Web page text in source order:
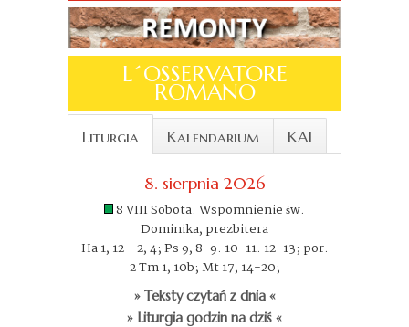
L´OSSERVATORE
ROMANO
Liturgia Kalendarium KAI
8. sierpnia 2026
8 VIII Sobota. Wspomnienie św.
Dominika, prezbitera
Ha 1, 12 - 2, 4; Ps 9, 8-9. 10-11. 12-13; por.
2 Tm 1, 10b; Mt 17, 14-20;
» Teksty czytań z dnia «
» Liturgia godzin na dziś «